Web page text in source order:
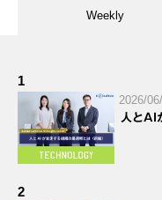
Weekly
1
2026/
人とAI
2